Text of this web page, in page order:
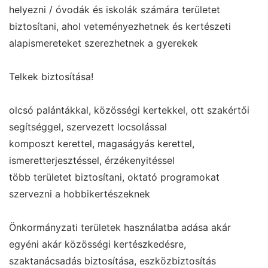
helyezni / óvodák és iskolák számára területet
biztosítani, ahol veteményezhetnek és kertészeti
alapismereteket szerezhetnek a gyerekek
Telkek biztosítása!
olcsó palántákkal, közösségi kertekkel, ott szakértői
segítséggel, szervezett locsolással
komposzt kerettel, magaságyás kerettel,
ismeretterjesztéssel, érzékenyitéssel
több területet biztosítani, oktató programokat
szervezni a hobbikertészeknek
Önkormányzati területek használatba adása akár
egyéni akár közösségi kertészkedésre,
szaktanácsadás biztosítása, eszközbiztosítás